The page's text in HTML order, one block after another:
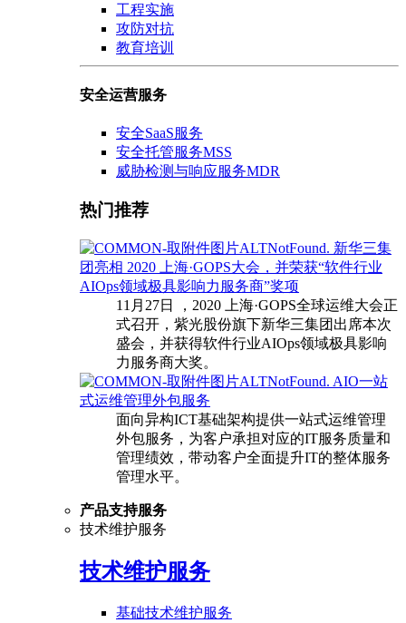
工程实施
攻防对抗
教育培训
安全运营服务
安全SaaS服务
安全托管服务MSS
威胁检测与响应服务MDR
热门推荐
新华三集
团亮相 2020 上海·GOPS大会，并荣获“软件行业
AIOps领域极具影响力服务商”奖项
11月27日 ，2020 上海·GOPS全球运维大会正
式召开，紫光股份旗下新华三集团出席本次
盛会，并获得软件行业AIOps领域极具影响
力服务商大奖。
AIO一站
式运维管理外包服务
面向异构ICT基础架构提供一站式运维管理
外包服务，为客户承担对应的IT服务质量和
管理绩效，带动客户全面提升IT的整体服务
管理水平。
产品支持服务
技术维护服务
技术维护服务
基础技术维护服务